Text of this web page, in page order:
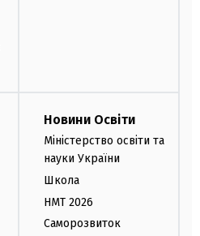
Новини Освіти
Міністерство освіти та
науки України
Школа
НМТ 2026
Саморозвиток